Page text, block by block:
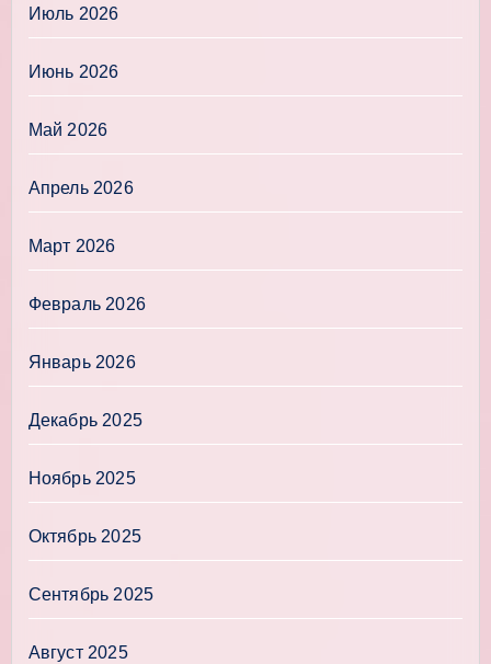
Июль 2026
Июнь 2026
Май 2026
Апрель 2026
Март 2026
Февраль 2026
Январь 2026
Декабрь 2025
Ноябрь 2025
Октябрь 2025
Сентябрь 2025
Август 2025